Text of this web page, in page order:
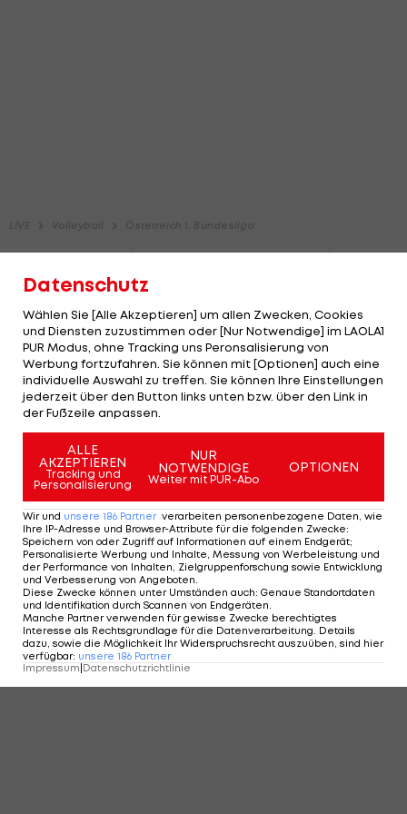
Datenschutz
Wählen Sie [Alle Akzeptieren] um allen Zwecken, Cookies
und Diensten zuzustimmen oder [Nur Notwendige] im LAOLA1
PUR Modus, ohne Tracking uns Peronsalisierung von
Werbung fortzufahren. Sie können mit [Optionen] auch eine
individuelle Auswahl zu treffen. Sie können Ihre Einstellungen
jederzeit über den Button links unten bzw. über den Link in
der Fußzeile anpassen.
ALLE
AKZEPTIEREN
Tracking und
Personalisierung
NUR
NOTWENDIGE
Weiter mit PUR-Abo
OPTIONEN
Wir und unsere 186 Partner verarbeiten personenbezogene Daten, wie
Ihre IP-Adresse und Browser-Attribute für die folgenden Zwecke:
Speichern von oder Zugriff auf Informationen auf einem Endgerät;
Personalisierte Werbung und Inhalte, Messung von Werbeleistung und
der Performance von Inhalten, Zielgruppenforschung sowie Entwicklung
und Verbesserung von Angeboten.
Diese Zwecke können unter Umständen auch: Genaue Standortdaten
und Identifikation durch Scannen von Endgeräten.
Manche Partner verwenden für gewisse Zwecke berechtigtes
Interesse als Rechtsgrundlage für die Datenverarbeitung. Details
dazu, sowie die Möglichkeit Ihr Widerspruchsrecht auszuüben, sind hier
verfügbar: unsere 186 Partner
Impressum Datenschutzrichtlinie